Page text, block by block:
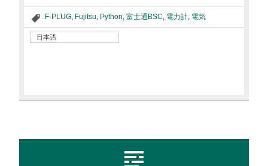
F-PLUG, Fujitsu, Python, 富士通BSC, 電力計, 電気
日本語